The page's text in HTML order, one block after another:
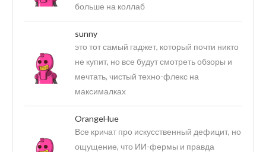
больше на коллаб
sunny
это тот самый гаджет, который почти никто
не купит, но все будут смотреть обзоры и
мечтать, чистый техно-флекс на
максималках
OrangeHue
Все кричат про искусственный дефицит, но
ощущение, что ИИ-фермы и правда